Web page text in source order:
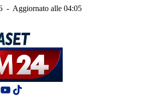
- Aggiornato alle 04:05